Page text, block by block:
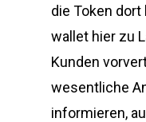
die Token dort
wallet hier zu
Kunden
wesentliche
informieren,